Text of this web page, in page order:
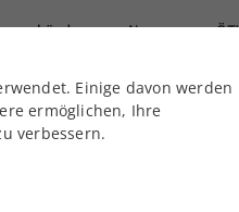
News
Über uns Kreise
Einige davon werden
ermöglichen, Ihre
verbessern.